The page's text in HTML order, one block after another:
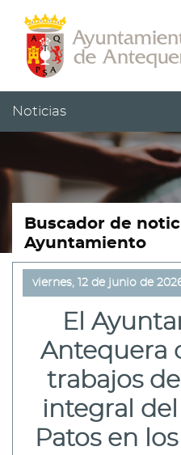
Cabecera
Pie
Menú
Noticias
Buscador de
Ayuntamiento
viernes, 12 de junio de
El
Antequera
trabajos
integral
Patos en